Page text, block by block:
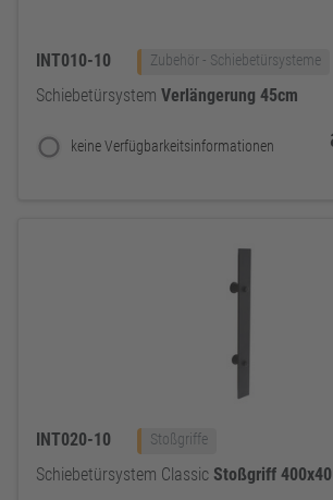
INT010-10 Zubehör - Schiebetürsysteme
Schiebetürsystem Verlängerung 45cm
keine Verfügbarkeitsinformationen
INT020-10 Stoßgriffe
Schiebetürsystem Classic Stoßgriff 400x40